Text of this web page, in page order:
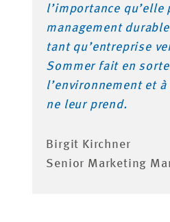
l’importance qu’elle
management
tant qu’entreprise
Sommer fait en
l’environnement et
ne leur prend.
Birgit Kirchner
Senior Marketing